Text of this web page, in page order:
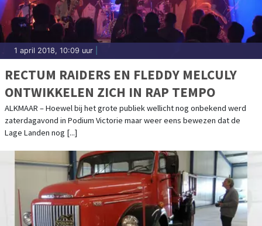
1 april 2018, 10:09 uur
RECTUM RAIDERS EN FLEDDY MELCULY
ONTWIKKELEN ZICH IN RAP TEMPO
ALKMAAR – Hoewel bij het grote publiek wellicht nog onbekend werd
zaterdagavond in Podium Victorie maar weer eens bewezen dat de
Lage Landen nog [...]